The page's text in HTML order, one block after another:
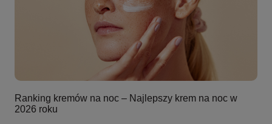
Ranking kremów na noc – Najlepszy krem na noc w
2026 roku